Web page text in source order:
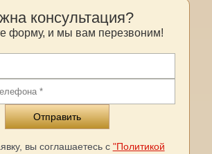
консультация?
форму, и мы вам перезвоним!
вы соглашаетесь с "Политикой